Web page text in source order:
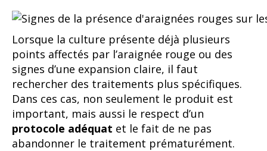
Lorsque la culture présente déjà plusieurs
points affectés par l’araignée rouge ou des
signes d’une expansion claire, il faut
rechercher des traitements plus spécifiques.
Dans ces cas, non seulement le produit est
important, mais aussi le respect d’un
protocole adéquat et le fait de ne pas
abandonner le traitement prématurément.